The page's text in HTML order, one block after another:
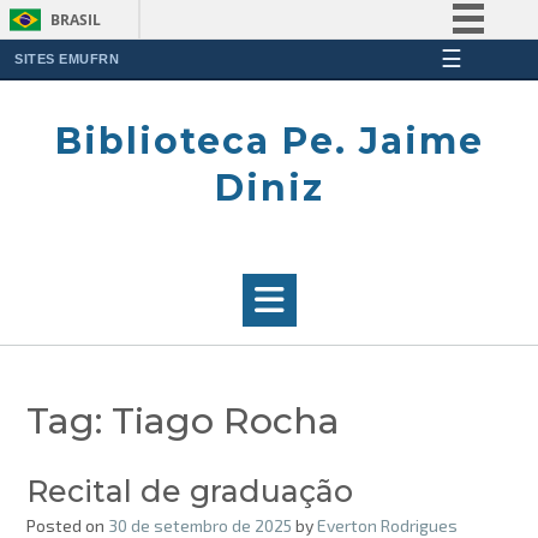
BRASIL
Participe
SITES EMUFRN ☰
Biblioteca Pe. Jaime
Diniz
Tag: Tiago Rocha
Recital de graduação
Posted on 30 de setembro de 2025 byEverton Rodrigues